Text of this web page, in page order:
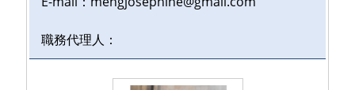
職務代理人：